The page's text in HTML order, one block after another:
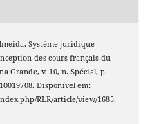
Système juridique
des cours français du
Grande, v. 10, n. Spécial, p.
Disponível em:
RLR/article/view/1685.